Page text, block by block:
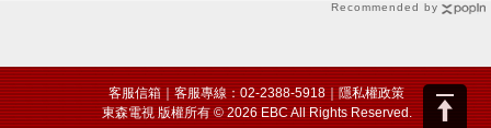
Recommended by
客服信箱｜客服專線：02-2388-5918｜隱私權政策
東森電視 版權所有 © 2026 EBC All Rights Reserved.